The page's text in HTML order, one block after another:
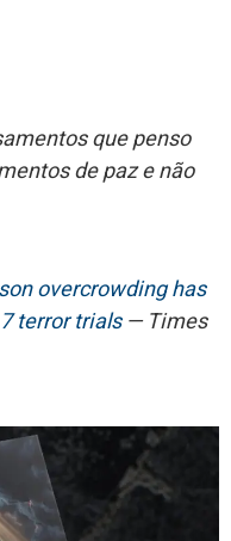
que penso
de paz e não
overcrowding has
terror trials— Times